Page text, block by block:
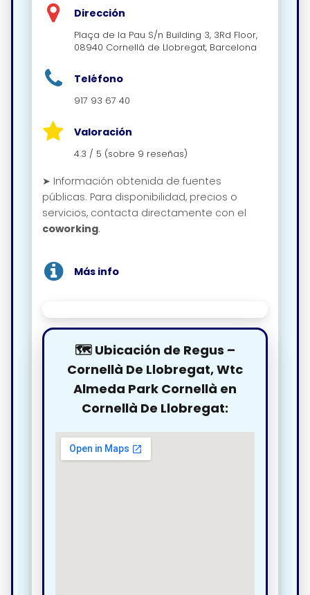
Dirección
Plaça de la Pau S/n Building 3, 3Rd Floor,
08940 Cornellà de Llobregat, Barcelona
Teléfono
917 93 67 40
Valoración
4.3 / 5 (sobre 9 reseñas)
➤ Información obtenida de fuentes
públicas. Para disponibilidad, precios o
servicios, contacta directamente con el
coworking.
Más info
🗺️ Ubicación de Regus –
Cornellà De Llobregat, Wtc
Almeda Park Cornellà en
Cornellà De Llobregat: